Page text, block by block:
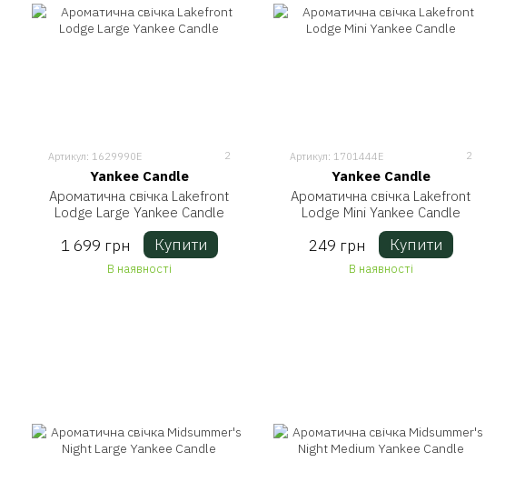
Артикул: 1629990E 2
Yankee Candle
Ароматична свічка Lakefront
Lodge Large Yankee Candle
1 699 грн Купити
В наявності
Артикул: 1701444E 2
Yankee Candle
Ароматична свічка Lakefront
Lodge Mini Yankee Candle
249 грн Купити
В наявності